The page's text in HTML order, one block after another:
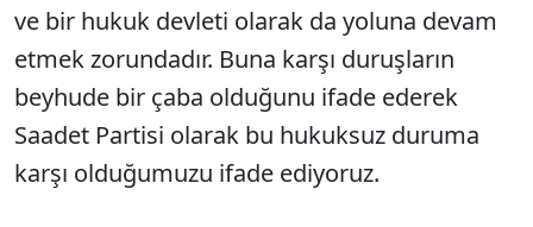
ve bir hukuk devleti olarak da yoluna devam
etmek zorundadır. Buna karşı duruşların
beyhude bir çaba olduğunu ifade ederek
Saadet Partisi olarak bu hukuksuz duruma
karşı olduğumuzu ifade ediyoruz.